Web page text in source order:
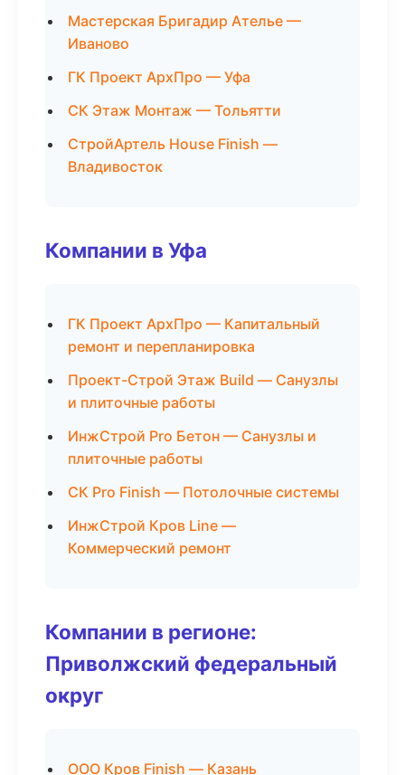
Мастерская Бригадир Ателье —
Иваново
ГК Проект АрхПро — Уфа
СК Этаж Монтаж — Тольятти
СтройАртель House Finish —
Владивосток
Компании в Уфа
ГК Проект АрхПро — Капитальный
ремонт и перепланировка
Проект-Строй Этаж Build — Санузлы
и плиточные работы
ИнжСтрой Pro Бетон — Санузлы и
плиточные работы
СК Pro Finish — Потолочные системы
ИнжСтрой Кров Line —
Коммерческий ремонт
Компании в регионе:
Приволжский федеральный
округ
ООО Кров Finish — Казань